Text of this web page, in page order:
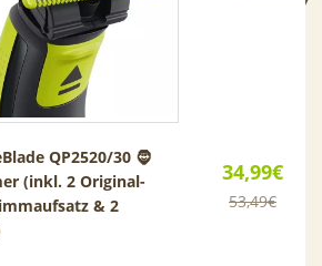
34,99€
53,49€
QP2520/30 🧔
(inkl. 2 Original-
& 2